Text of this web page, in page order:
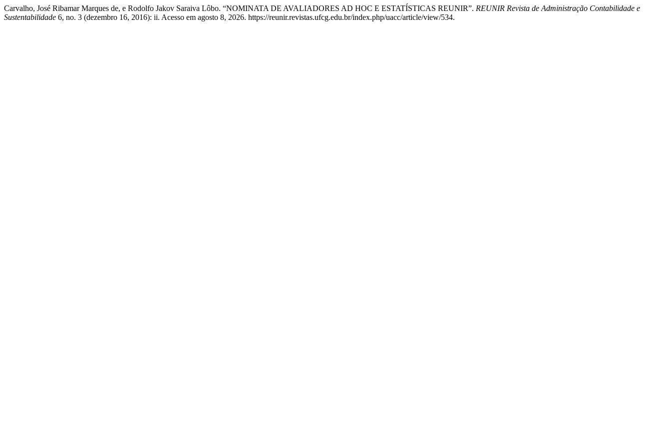
Carvalho, José Ribamar Marques de, e Rodolfo Jakov Saraiva Lôbo. “NOMINATA DE AVALIADORES AD HOC E ESTATÍSTICAS REUNIR”. REUNIR Revista de Administração Contabilidade e
Sustentabilidade 6, no. 3 (dezembro 16, 2016): ii. Acesso em agosto 8, 2026. https://reunir.revistas.ufcg.edu.br/index.php/uacc/article/view/534.